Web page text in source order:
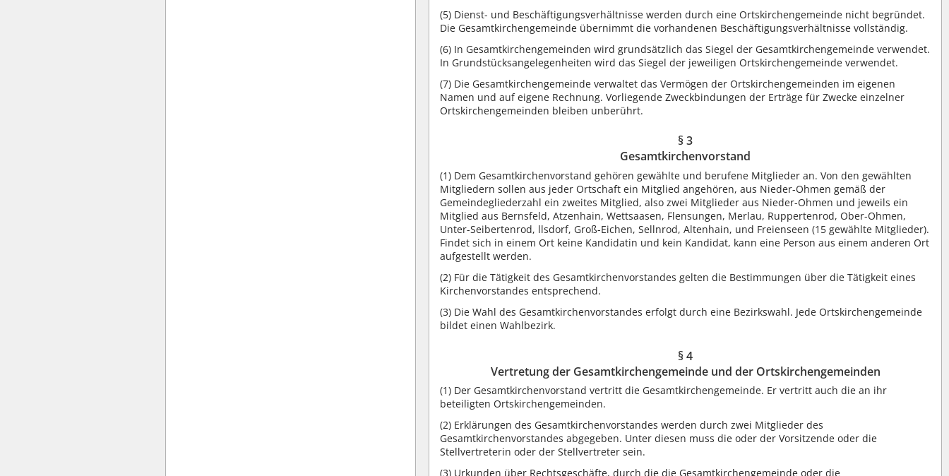
(5) Dienst- und Beschäftigungsverhältnisse werden durch eine Ortskirchengemeinde nicht begründet.
Die Gesamtkirchengemeinde übernimmt die vorhandenen Beschäftigungsverhältnisse vollständig.
(6) In Gesamtkirchengemeinden wird grundsätzlich das Siegel der Gesamtkirchengemeinde verwendet.
In Grundstücksangelegenheiten wird das Siegel der jeweiligen Ortskirchengemeinde verwendet.
(7) Die Gesamtkirchengemeinde verwaltet das Vermögen der Ortskirchengemeinden im eigenen
Namen und auf eigene Rechnung. Vorliegende Zweckbindungen der Erträge für Zwecke einzelner
Ortskirchengemeinden bleiben unberührt.
§ 3
Gesamtkirchenvorstand
(1) Dem Gesamtkirchenvorstand gehören gewählte und berufene Mitglieder an. Von den gewählten
Mitgliedern sollen aus jeder Ortschaft ein Mitglied angehören, aus Nieder-Ohmen gemäß der
Gemeindegliederzahl ein zweites Mitglied, also zwei Mitglieder aus Nieder-Ohmen und jeweils ein
Mitglied aus Bernsfeld, Atzenhain, Wettsaasen, Flensungen, Merlau, Ruppertenrod, Ober-Ohmen,
Unter-Seibertenrod, llsdorf, Groß-Eichen, Sellnrod, Altenhain, und Freienseen (15 gewählte Mitglieder).
Findet sich in einem Ort keine Kandidatin und kein Kandidat, kann eine Person aus einem anderen Ort
aufgestellt werden.
(2) Für die Tätigkeit des Gesamtkirchenvorstandes gelten die Bestimmungen über die Tätigkeit eines
Kirchenvorstandes entsprechend.
(3) Die Wahl des Gesamtkirchenvorstandes erfolgt durch eine Bezirkswahl. Jede Ortskirchengemeinde
bildet einen Wahlbezirk.
§ 4
Vertretung der Gesamtkirchengemeinde und der Ortskirchengemeinden
(1) Der Gesamtkirchenvorstand vertritt die Gesamtkirchengemeinde. Er vertritt auch die an ihr
beteiligten Ortskirchengemeinden.
(2) Erklärungen des Gesamtkirchenvorstandes werden durch zwei Mitglieder des
Gesamtkirchenvorstandes abgegeben. Unter diesen muss die oder der Vorsitzende oder die
Stellvertreterin oder der Stellvertreter sein.
(3) Urkunden über Rechtsgeschäfte, durch die die Gesamtkirchengemeinde oder die